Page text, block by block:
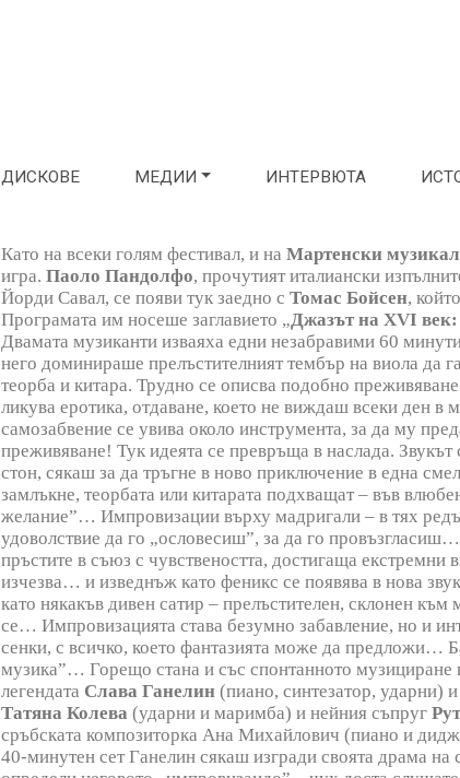
ДИСКОВЕ МЕДИИ ИНТЕРВЮТА
Като на всеки голям фестивал, и наМартенски
игра.Паоло Пандолфо, прочутият италиански
Йорди Савал, се появи тук заедно сТомас Бойсен,
Програмата им носеше заглавието „Джазът на XVI
Двамата музиканти изваяха едни незабравими 60
него доминираше прелъстителният тембър на виола да
теорба и китара. Трудно се описва подобно
ликува еротика, отдаване, което не виждаш всеки ден в
самозабвение се увива около инструмента, за да му
преживяване! Тук идеята се превръща в наслада. Звукът
стон, сякаш за да тръгне в ново приключение в една
замлъкне, теорбата или китарата подхващат – във
желание”… Импровизации върху мадригали – в тях
удоволствие да го „ословесиш”, за да го
пръстите в съюз с чувствеността, достигаща екстремни
изчезва… и изведнъж като феникс се появява в нова
като някакъв дивен сатир – прелъстителен, склонен
се… Импровизацията става безумно забавление, но и
сенки, с всичко, което фантазията може да предложи…
музика”… Горещо стана и със спонтанното музициране
легендата Слава Ганелин (пиано, синтезатор, ударни)
Татяна Колева (ударни и маримба) и нейния съпруг
сръбската композиторка Ана Михайлович (пиано и
40-минутен сет Ганелин сякаш изгради своята драма